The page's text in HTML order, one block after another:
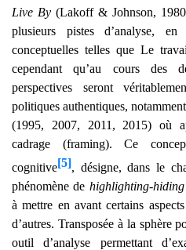
Live By (Lakoff & Johnson,
plusieurs pistes d’analyse, en
conceptuelles telles que Le
cependant qu’au cours des
perspectives seront
politiques authentiques,
(1995, 2007, 2011, 2015) où
cadrage (framing). Ce
cognitive[5], désigne, dans le
phénomène de highlighting-hiding
à mettre en avant certains
d’autres. Transposée à la sphère
outil d’analyse permettant